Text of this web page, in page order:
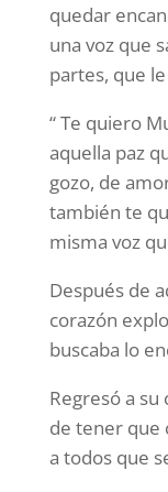
quedar
una voz que
partes, que
“ Te quiero
aquella paz
gozo, de
también te
misma voz
Después de
corazón
buscaba lo
Regresó a su
de tener que
a todos que